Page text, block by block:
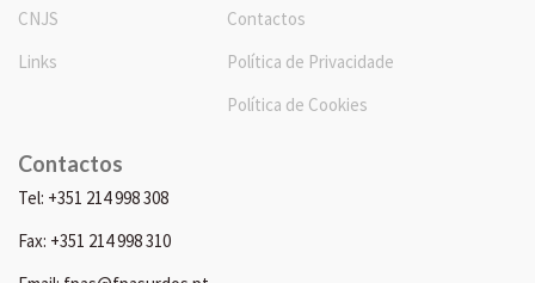
CNJS
Links
Contactos
Política de Privacidade
Política de Cookies
Contactos
Tel: +351 214 998 308
Fax: +351 214 998 310